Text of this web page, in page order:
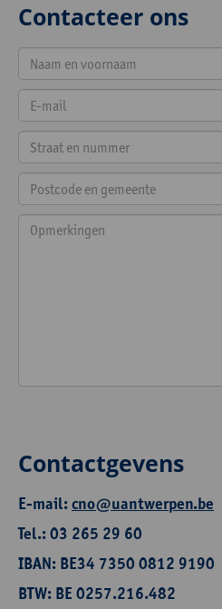
Contacteer ons
Contactgevens
E-mail:cno@uantwerpen.be
Tel.: 03 265 29 60
IBAN: BE34 7350 0812 9190
BTW: BE 0257.216.482